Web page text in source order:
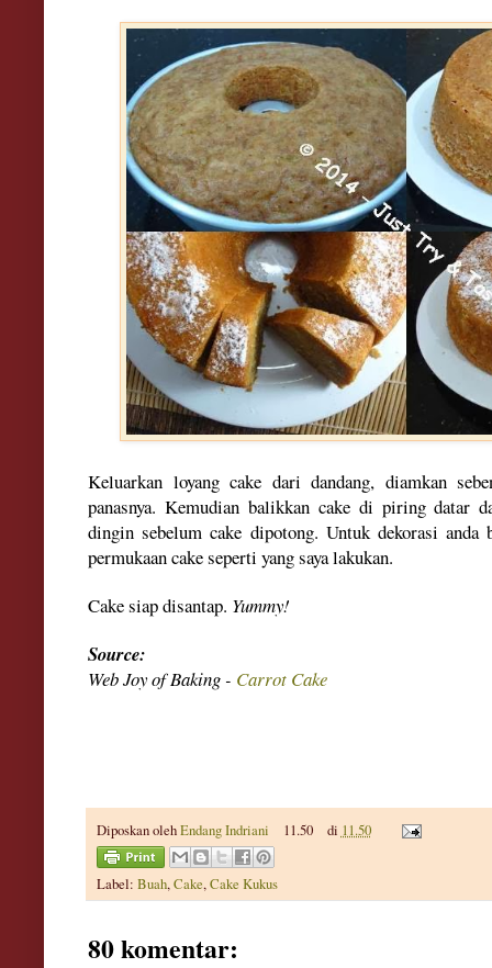
Keluarkan loyang cake dari dandang, diamkan
panasnya. Kemudian balikkan cake di piring datar
dingin sebelum cake dipotong. Untuk dekorasi
permukaan cakeseperti yang saya lakukan.
Cake siap disantap. Yummy!
Source:
Web Joy of Baking - Carrot Cake
Diposkan olehEndang Indriani 11.50 di 11.50
Label: Buah,Cake,Cake Kukus
80 komentar: